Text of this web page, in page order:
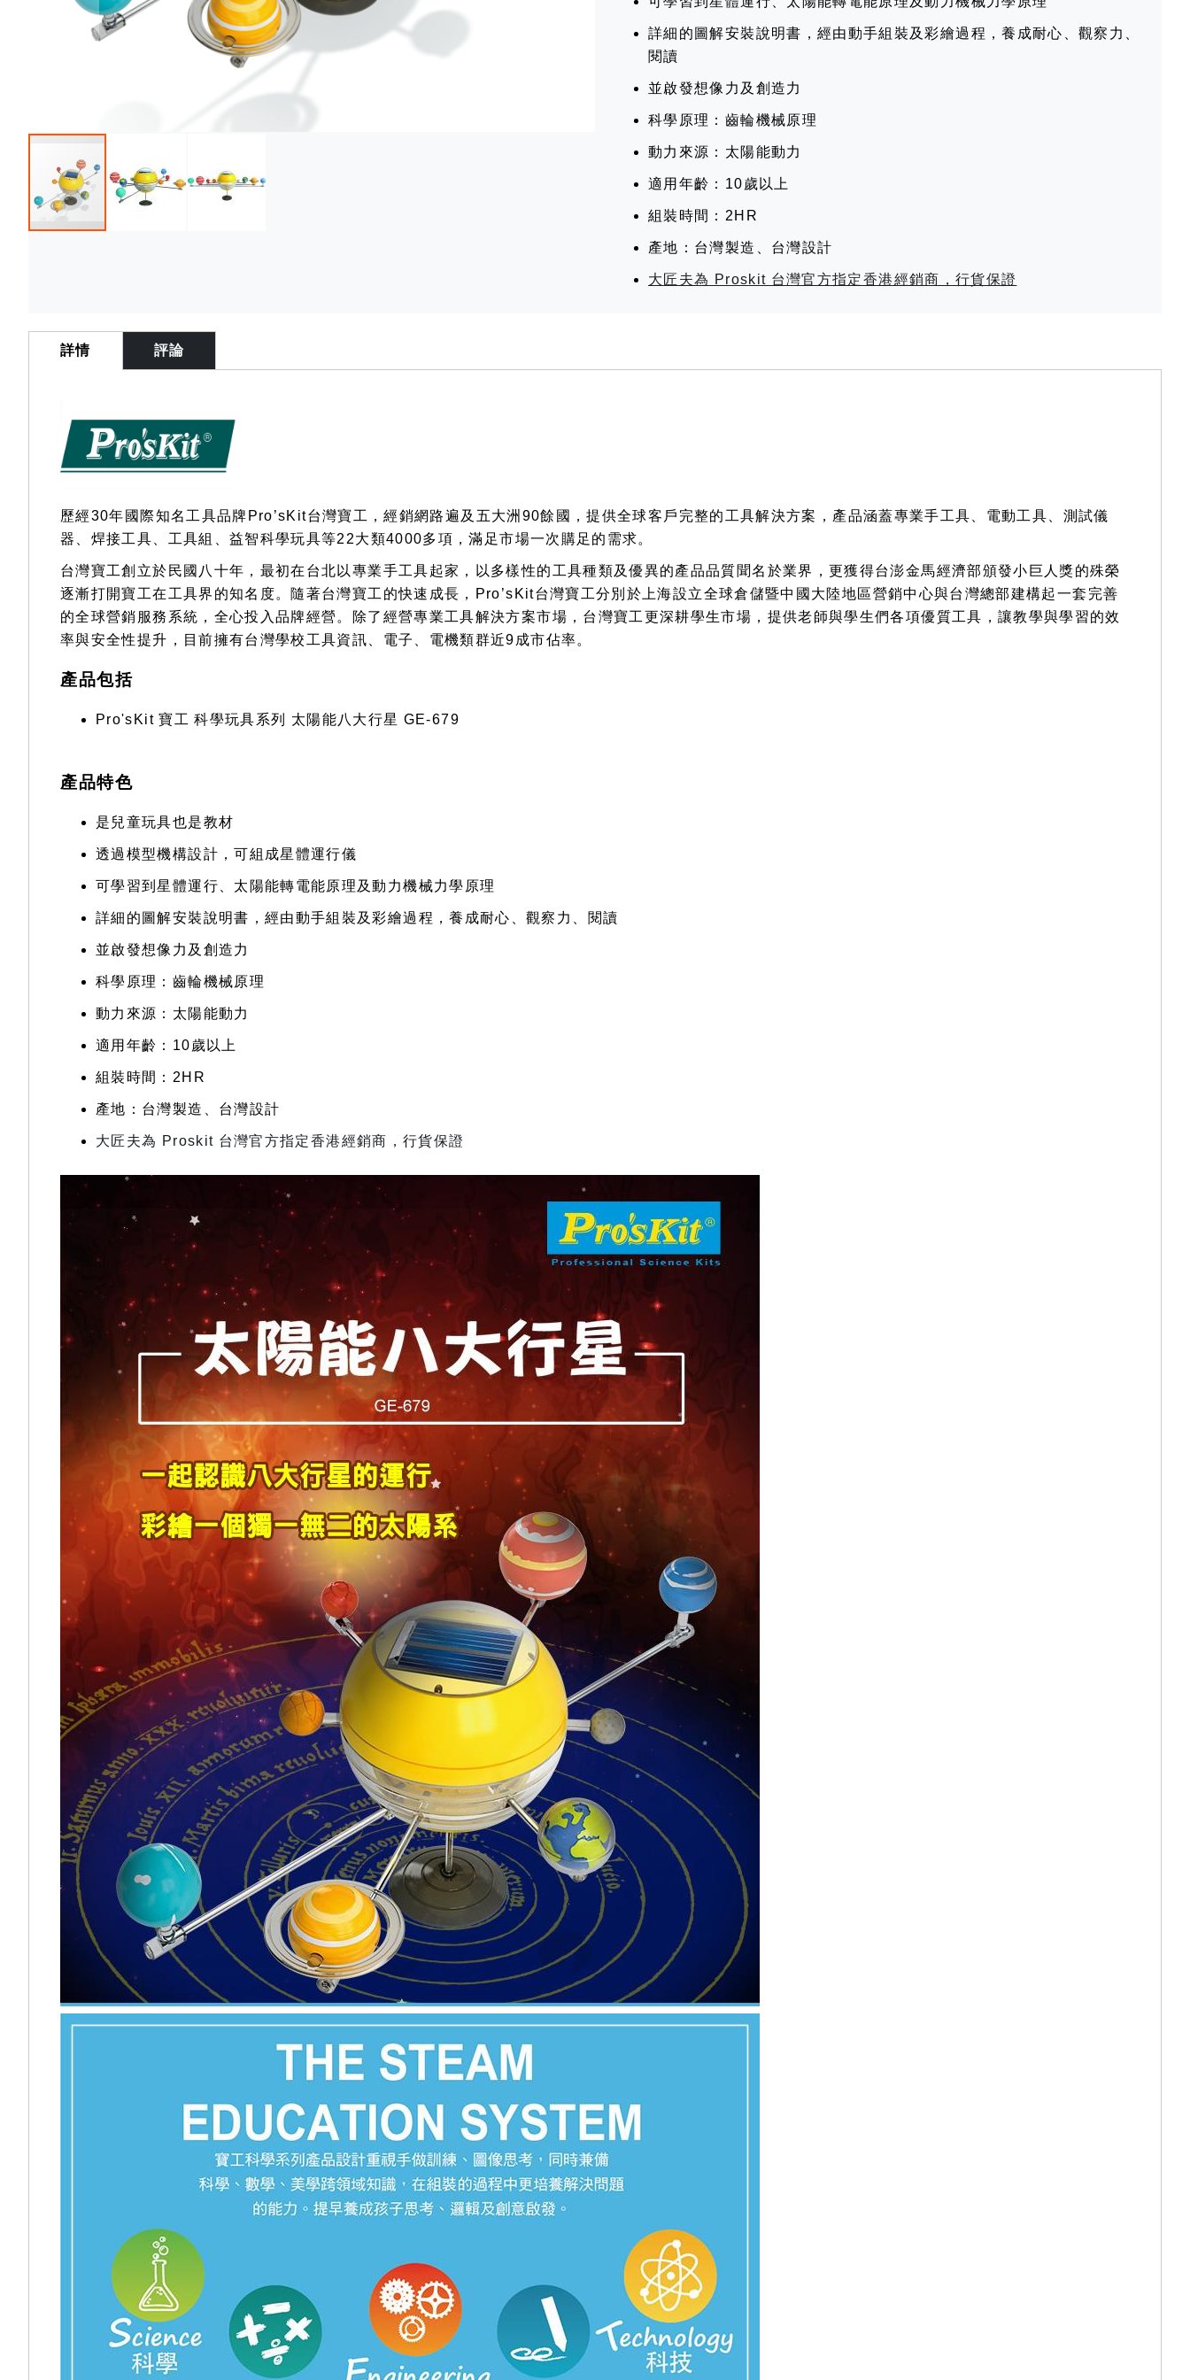
詳細的圖解安裝說明書，經由動手組裝及彩繪過程，養成耐心、觀察力、
閱讀
並啟發想像力及創造力
科學原理：齒輪機械原理
動力來源：太陽能動力
適用年齡：10歲以上
組裝時間：2HR
產地：台灣製造、台灣設計
大匠夫為 Proskit 台灣官方指定香港經銷商，行貨保證
of
詳情
歷經30年國際知名工具品牌Pro’sKit台灣寶工，經銷網路遍及五大洲90餘國，提供全球客戶完整的工具解決方案，產品涵蓋專業手工具、電動工具、測試儀
器、焊接工具、工具組、益智科學玩具等22大類4000多項，滿足市場一次購足的需求。
台灣寶工創立於民國八十年，最初在台北以專業手工具起家，以多樣性的工具種類及優異的產品品質聞名於業界，更獲得台澎金馬經濟部頒發小巨人獎的殊榮
逐漸打開寶工在工具界的知名度。隨著台灣寶工的快速成長，Pro’sKit台灣寶工分別於上海設立全球倉儲暨中國大陸地區營銷中心與台灣總部建構起一套完善
的全球營銷服務系統，全心投入品牌經營。除了經營專業工具解決方案市場，台灣寶工更深耕學生市場，提供老師與學生們各項優質工具，讓教學與學習的效
率與安全性提升，目前擁有台灣學校工具資訊、電子、電機類群近9成市佔率。
產品包括
Pro'sKit 寶工 科學玩具系列 太陽能八大行星 GE-679
產品特色
是兒童玩具也是教材
透過模型機構設計，可組成星體運行儀
可學習到星體運行、太陽能轉電能原理及動力機械力學原理
詳細的圖解安裝說明書，經由動手組裝及彩繪過程，養成耐心、觀察力、閱讀
並啟發想像力及創造力
科學原理：齒輪機械原理
動力來源：太陽能動力
適用年齡：10歲以上
組裝時間：2HR
產地：台灣製造、台灣設計
大匠夫為 Proskit 台灣官方指定香港經銷商，行貨保證
評論